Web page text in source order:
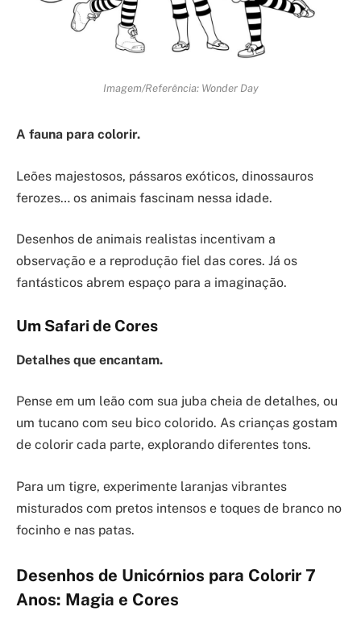
Imagem/Referência: Wonder Day
A fauna para colorir.
Leões majestosos, pássaros exóticos, dinossauros
ferozes… os animais fascinam nessa idade.
Desenhos de animais realistas incentivam a
observação e a reprodução fiel das cores. Já os
fantásticos abrem espaço para a imaginação.
Um Safari de Cores
Detalhes que encantam.
Pense em um leão com sua juba cheia de detalhes, ou
um tucano com seu bico colorido. As crianças gostam
de colorir cada parte, explorando diferentes tons.
Para um tigre, experimente laranjas vibrantes
misturados com pretos intensos e toques de branco no
focinho e nas patas.
Desenhos de Unicórnios para Colorir 7
Anos: Magia e Cores